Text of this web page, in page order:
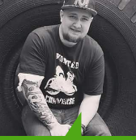
ВСЕСЕЗОННІ